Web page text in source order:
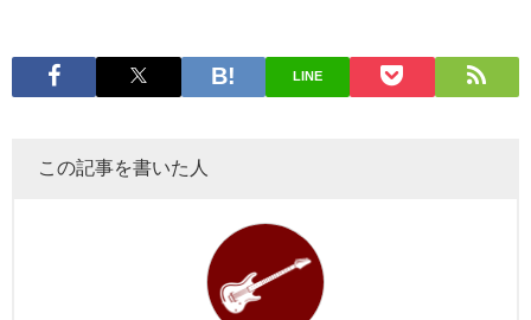
LINE
この記事を書いた人